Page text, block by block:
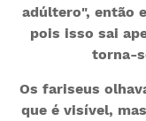
adúltero", então
pois isso sai
torna-
Os fariseus
que é visível,